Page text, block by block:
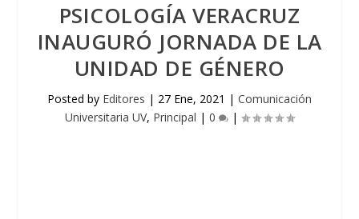
PSICOLOGÍA VERACRUZ
INAUGURÓ JORNADA DE LA
UNIDAD DE GÉNERO
Posted by Editores | 27 Ene, 2021 | Comunicación
Universitaria UV, Principal | 0 |